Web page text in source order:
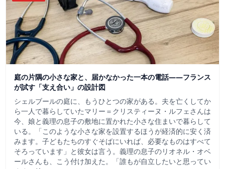
庭の片隅の小さな家と、届かなかった一本の電話——フランス
が試す「支え合い」の設計図
シェルブールの庭に、もうひとつの家がある。夫を亡くしてか
ら一人で暮らしていたマリー＝クリスティーヌ・ルフェさんは
今、娘と義理の息子の敷地に置かれた小さな住まいで暮らして
いる。「このような小さな家を設置するほうが経済的に安く済
みます。子どもたちのすぐそばにいれば、必要なものはすべて
そろっています」と彼女は言う。義理の息子のリオネル・オベ
ールさんも、こう付け加えた。「誰もが自立したいと思ってい